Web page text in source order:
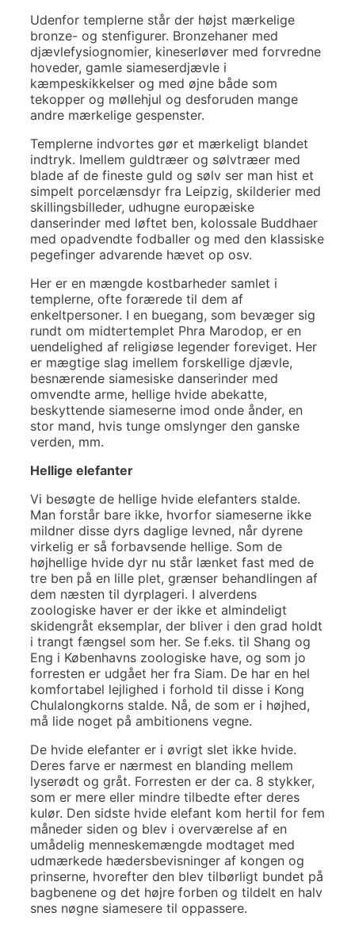
Udenfor templerne står der højst mærkelige
bronze- og stenfigurer. Bronzehaner med
djævlefysiognomier, kineserløver med forvredne
hoveder, gamle siameserdjævle i
kæmpeskikkelser og med øjne både som
tekopper og møllehjul og desforuden mange
andre mærkelige gespenster.
Templerne indvortes gør et mærkeligt blandet
indtryk. Imellem guldtræer og sølvtræer med
blade af de fineste guld og sølv ser man hist et
simpelt porcelænsdyr fra Leipzig, skilderier med
skillingsbilleder, udhugne europæiske
danserinder med løftet ben, kolossale Buddhaer
med opadvendte fodballer og med den klassiske
pegefinger advarende hævet op osv.
Her er en mængde kostbarheder samlet i
templerne, ofte forærede til dem af
enkeltpersoner. I en buegang, som bevæger sig
rundt om midtertemplet Phra Marodop, er en
uendelighed af religiøse legender foreviget. Her
er mægtige slag imellem forskellige djævle,
besnærende siamesiske danserinder med
omvendte arme, hellige hvide abekatte,
beskyttende siameserne imod onde ånder, en
stor mand, hvis tunge omslynger den ganske
verden, mm.
Hellige elefanter
Vi besøgte de hellige hvide elefanters stalde.
Man forstår bare ikke, hvorfor siameserne ikke
mildner disse dyrs daglige levned, når dyrene
virkelig er så forbavsende hellige. Som de
højhellige hvide dyr nu står lænket fast med de
tre ben på en lille plet, grænser behandlingen af
dem næsten til dyrplageri. I alverdens
zoologiske haver er der ikke et almindeligt
skidengråt eksemplar, der bliver i den grad holdt
i trangt fængsel som her. Se f.eks. til Shang og
Eng i Københavns zoologiske have, og som jo
forresten er udgået her fra Siam. De har en hel
komfortabel lejlighed i forhold til disse i Kong
Chulalongkorns stalde. Nå, de som er i højhed,
må lide noget på ambitionens vegne.
De hvide elefanter er i øvrigt slet ikke hvide.
Deres farve er nærmest en blanding mellem
lyserødt og gråt. Forresten er der ca. 8 stykker,
som er mere eller mindre tilbedte efter deres
kulør. Den sidste hvide elefant kom hertil for fem
måneder siden og blev i overværelse af en
umådelig menneskemængde modtaget med
udmærkede hædersbevisninger af kongen og
prinserne, hvorefter den blev tilbørligt bundet på
bagbenene og det højre forben og tildelt en halv
snes nøgne siamesere til oppassere.